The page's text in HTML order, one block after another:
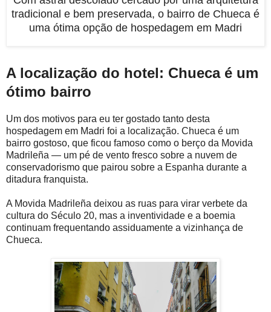
tradicional e bem preservada, o bairro de Chueca é
uma ótima opção de hospedagem em Madri
A localização do hotel: Chueca é um
ótimo bairro
Um dos motivos para eu ter gostado tanto desta
hospedagem em Madri foi a localização. Chueca é um
bairro gostoso, que ficou famoso como o berço da Movida
Madrileña — um pé de vento fresco sobre a nuvem de
conservadorismo que pairou sobre a Espanha durante a
ditadura franquista.
A Movida Madrileña deixou as ruas para virar verbete da
cultura do Século 20, mas a inventividade e a boemia
continuam frequentando assiduamente a vizinhança de
Chueca.